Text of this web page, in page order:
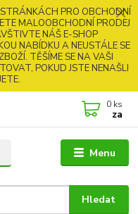
PRO OBCHODNÍ
MALOOBCHODNÍ PRODEJ
NÁŠ E-SHOP
NABÍDKU A NEUSTÁLE SE
TĚŠÍME SE NA VAŠI
POKUD JSTE NENAŠLI
Menu
Hledat
0 ks
za